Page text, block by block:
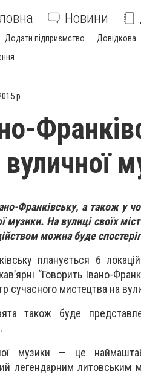
Новини
Додати підприємство Довідкова
р.
Франківську, а також у
музики. На вулиці своїх
можна буде
планується 6
“Говорить Івано-
сучасного мистецтва на
також буде
музики — це
легендарним